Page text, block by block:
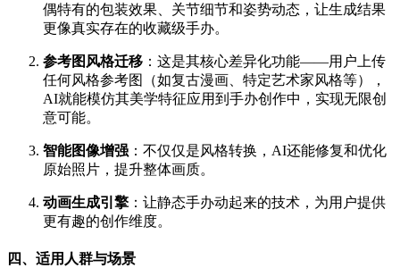
偶特有的包装效果、关节细节和姿势动态，让生成结果
更像真实存在的收藏级手办。
参考图风格迁移 ：这是其核心差异化功能——用户上传
任何风格参考图（如复古漫画、特定艺术家风格等），
AI就能模仿其美学特征应用到手办创作中，实现无限创
意可能。
智能图像增强 ：不仅仅是风格转换，AI还能修复和优化
原始照片，提升整体画质。
动画生成引擎 ：让静态手办动起来的技术，为用户提供
更有趣的创作维度。
四、适用人群与场景